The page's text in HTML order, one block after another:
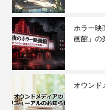
ホラー映
画館」の
オウンド